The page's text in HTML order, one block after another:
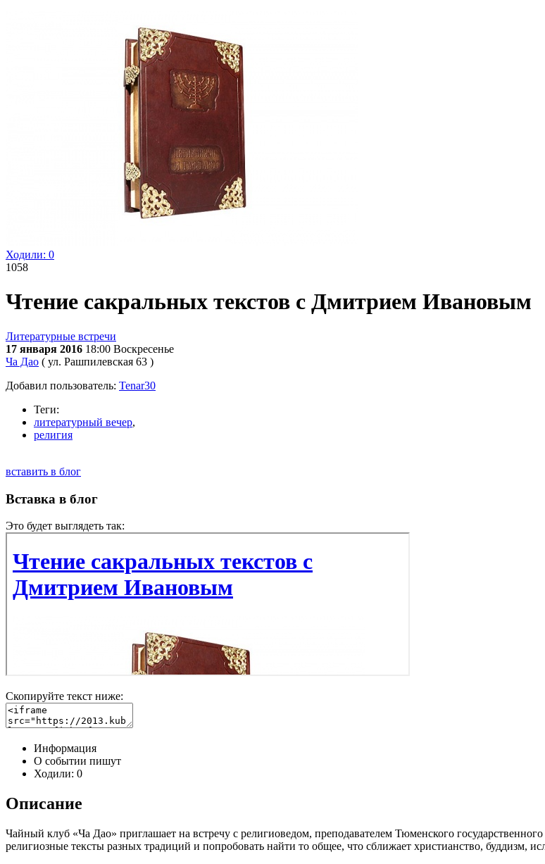
Ходили: 0
1058
Чтение сакральных текстов с Дмитрием Ивановым
Литературные встречи
17 января 2016 18:00 Воскресенье
Ча Дао ( ул. Рашпилевская 63 )
Добавил пользователь: Tenar30
Теги:
литературный вечер,
религия
вставить в блог
Вставка в блог
Это будет выглядеть так:
Скопируйте текст ниже:
Информация
О событии пишут
Ходили: 0
Описание
Чайный клуб «Ча Дао» приглашает на встречу с религиоведом, преподавателем Тюменского
религиозные тексты разных традиций и попробовать найти то общее, что сближает христианство, буддизм,